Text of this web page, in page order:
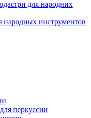
для народних
народных инструментов
перкуссии